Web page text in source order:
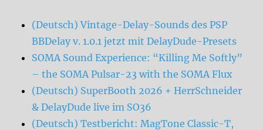
(Deutsch) Vintage-Delay-Sounds des PSP
BBDelay v. 1.0.1 jetzt mit DelayDude-Presets
SOMA Sound Experience: “Killing Me Softly”
– the SOMA Pulsar-23 with the SOMA Flux
(Deutsch) SuperBooth 2026 + HerrSchneider
& DelayDude live im SO36
(Deutsch) Testbericht: MagTone Classic-T,